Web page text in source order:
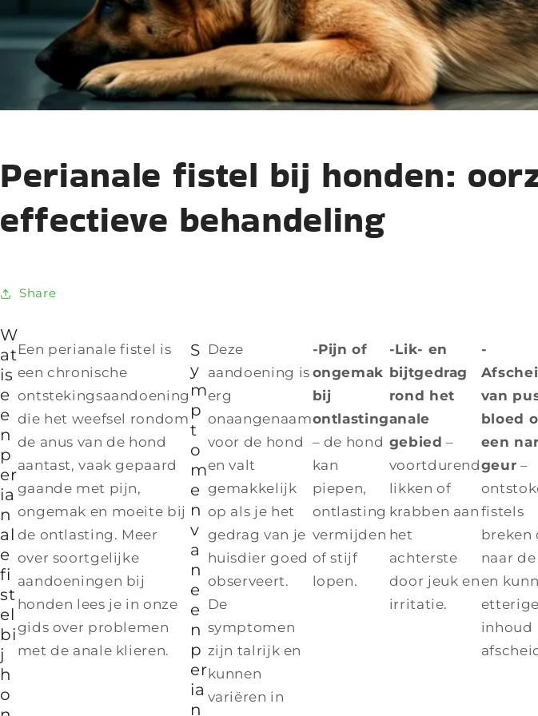
Perianale fistel bij honden:
effectieve behandeling
Share
W
at
is
e
e
n
p
er
ia
n
al
e
fi
st
el
bi
j
h
o
Een perianale fistel is
een chronische
ontstekingsaandoening
die het weefsel rondom
de anus van de hond
aantast, vaak gepaard
gaande met pijn,
ongemak en moeite bij
de ontlasting. Meer
over soortgelijke
aandoeningen bij
honden lees je in onze
gids over problemen
met de anale klieren.
S
y
m
p
t
o
m
e
n
v
a
n
e
e
n
p
er
ia
n
Deze
aandoening is
erg
onaangenaam
voor de hond
en valt
gemakkelijk
op als je het
gedrag van je
huisdier goed
observeert.
De
symptomen
zijn talrijk en
kunnen
variëren in
-Pijn of
ongemak
bij
ontlasting
– de hond
kan
piepen,
ontlasting
vermijden
of stijf
lopen.
-Lik- en
bijtgedrag
rond het
anale
gebied –
voortdurend
likken of
krabben aan
het
achterste
door jeuk en
irritatie.
-
van
bloed
een
geur –
fistels
breken
naar
en
etterige
inhoud